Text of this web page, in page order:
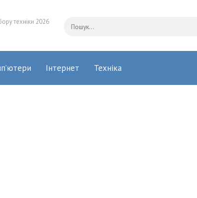
техніки 2026
Інтернет Техніка